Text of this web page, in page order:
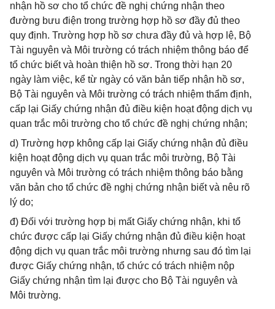
nhận hồ sơ cho tổ chức đề nghị chứng nhận theo
đường bưu điện trong trường hợp hồ sơ đầy đủ theo
quy định. Trường hợp hồ sơ chưa đầy đủ và hợp lệ, Bộ
Tài nguyên và Môi trường có trách nhiệm thông báo để
tổ chức biết và hoàn thiện hồ sơ. Trong thời hạn 20
ngày làm việc, kể từ ngày có văn bản tiếp nhận hồ sơ,
Bộ Tài nguyên và Môi trường có trách nhiệm thẩm định,
cấp lại Giấy chứng nhận đủ điều kiện hoạt động dịch vụ
quan trắc môi trường cho tổ chức đề nghị chứng nhận;
d) Trường hợp không cấp lại Giấy chứng nhận đủ điều
kiện hoạt động dịch vụ quan trắc môi trường, Bộ Tài
nguyên và Môi trường có trách nhiệm thông báo bằng
văn bản cho tổ chức đề nghị chứng nhận biết và nêu rõ
lý do;
đ) Đối với trường hợp bị mất Giấy chứng nhận, khi tổ
chức được cấp lại Giấy chứng nhận đủ điều kiện hoạt
động dịch vụ quan trắc môi trường nhưng sau đó tìm lại
được Giấy chứng nhận, tổ chức có trách nhiệm nộp
Giấy chứng nhận tìm lại được cho Bộ Tài nguyên và
Môi trường.